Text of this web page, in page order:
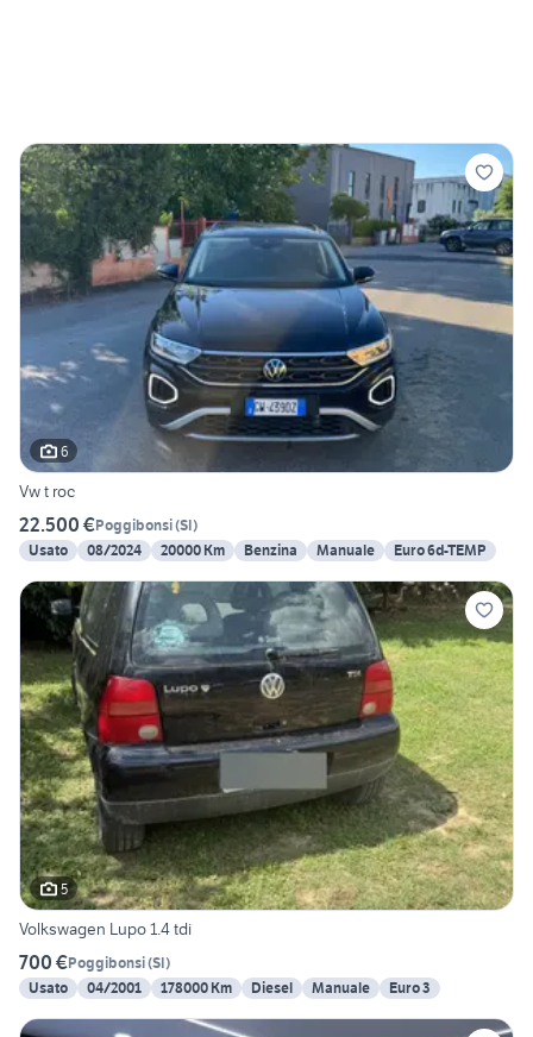
6
Vw t roc
22.500 €Poggibonsi(SI)
Usato
08/2024 20000 Km Benzina Manuale Euro 6d-TEMP
5
Volkswagen Lupo 1.4 tdi
700 €Poggibonsi(SI)
Usato
04/2001 178000 Km Diesel Manuale Euro 3